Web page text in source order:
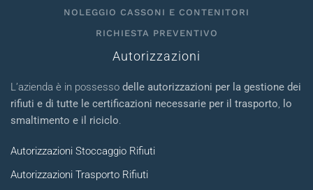
NOLEGGIO CASSONI E CONTENITORI
RICHIESTA PREVENTIVO
Autorizzazioni
L’azienda è in possesso delle autorizzazioni per la gestione dei
rifiuti e di tutte le certificazioni necessarie per il trasporto, lo
smaltimento e il riciclo.
Autorizzazioni Stoccaggio Rifiuti
Autorizzazioni Trasporto Rifiuti